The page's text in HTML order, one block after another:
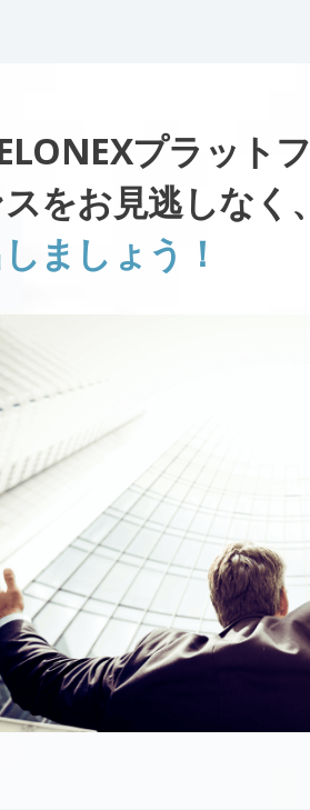
プラット
をお見逃しなく
ましょう！